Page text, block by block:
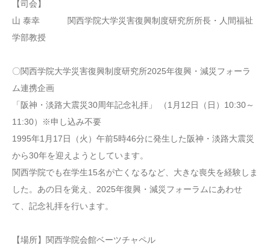
【司会】
山 泰幸 関西学院大学災害復興制度研究所所長・人間福祉
学部教授
〇関西学院大学災害復興制度研究所2025年復興・減災フォーラ
ム連携企画
「阪神・淡路大震災30周年記念礼拝」 （1月12日（日）10:30～
11:30）※申し込み不要
1995年1月17日（火）午前5時46分に発生した阪神・淡路大震災
から30年を迎えようとしています。
関西学院でも在学生15名が亡くなるなど、大きな喪失を経験しま
した。あの日を覚え、2025年復興・減災フォーラムにあわせ
て、記念礼拝を行います。
【場所】関西学院会館ベーツチャペル